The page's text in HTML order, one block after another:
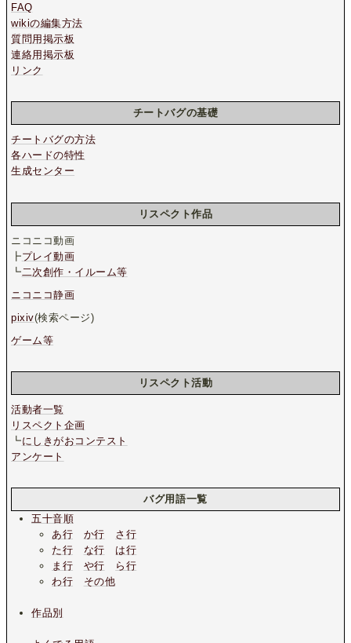
FAQ
wikiの編集方法
質問用掲示板
連絡用掲示板
リンク
チートバグの基礎
チートバグの方法
各ハードの特性
生成センター
リスペクト作品
ニコニコ動画
┣プレイ動画
┗ 二次創作・イルーム等
ニコニコ静画
pixiv(検索ページ)
ゲーム等
リスペクト活動
活動者一覧
リスペクト企画
┗にしきがおコンテスト
アンケート
バグ用語一覧
五十音順
あ行
か行
さ行
た行
な行
は行
ま行
や行
ら行
わ行
その他
作品別